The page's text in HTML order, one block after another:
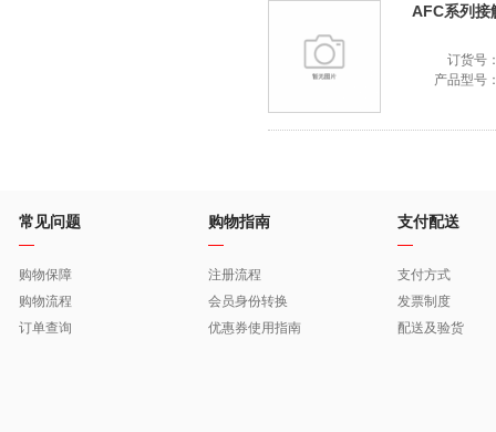
AFC系列接
订货号
产品型号
常见问题
购物保障
购物流程
订单查询
购物指南
注册流程
会员身份转换
优惠券使用指南
支付配送
支付方式
发票制度
配送及验货